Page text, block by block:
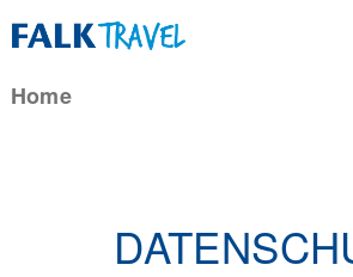
Home